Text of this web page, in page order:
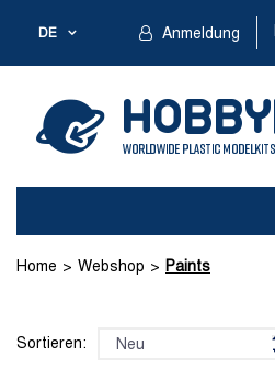
DE Anmeldung
Home Webshop Paints
Sortieren: